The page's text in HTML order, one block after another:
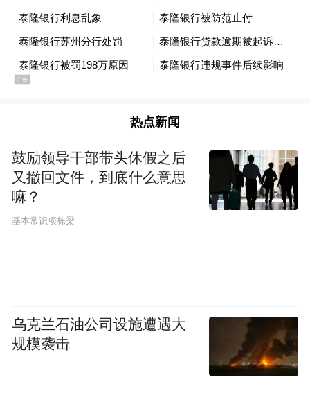
热点新闻
鼓励领导干部带头休假之后
又撤回文件，到底什么意思
嘛？
基本常识项栋梁
乌克兰石油公司设施遭遇大
规模袭击